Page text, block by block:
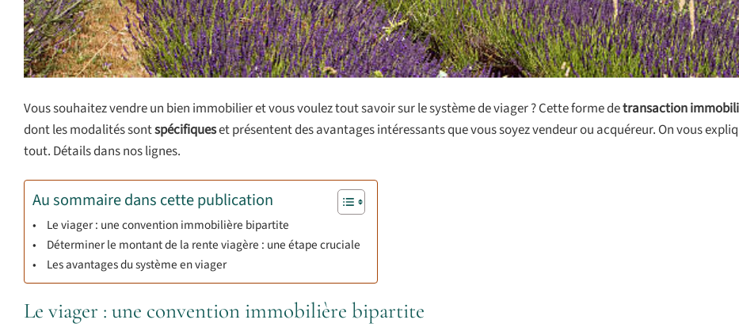
Vous souhaitez vendre un bien immobilier et vous voulez tout savoir sur le système de viager ? Cette forme detransaction
dont les modalités sontspécifiqueset présentent des avantages intéressants que vous soyez vendeur ou acquéreur. On vous
tout. Détails dans nos lignes.
Au sommaire dans cette publication
Le viager : une convention immobilière bipartite
Déterminer le montant de la rente viagère : une étape cruciale
Les avantages du système en viager
Le viager : une convention immobilière bipartite